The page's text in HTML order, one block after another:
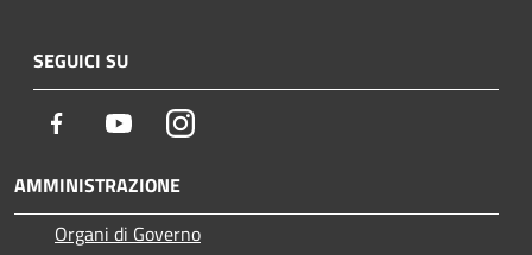
SEGUICI SU
Facebook YoutubeInstagram
AMMINISTRAZIONE
Organi di Governo